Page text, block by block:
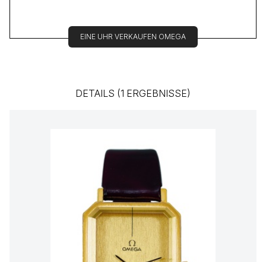
EINE UHR VERKAUFEN OMEGA
DETAILS (1 ERGEBNISSE)